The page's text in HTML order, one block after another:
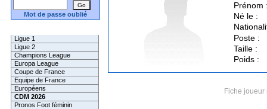
Mot de passe oublié
Ligue 1
Ligue 2
Champions League
Europa League
Coupe de France
Equipe de France
Européens
CDM 2026
Pronos Foot féminin
Prénom
Né le :
Poste :
Taille :
Poids :
Fiche